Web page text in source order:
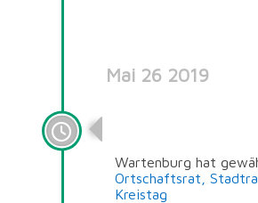
Mai 26 2019
Wartenburg hat
Ortschaftsrat,
Kreistag